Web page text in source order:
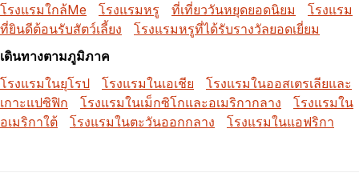
โรงแรมใกล้Me
โรงแรมหรู ที่เที่ยววันหยุดยอดนิยม
โรงแรม
ที่ยินดีต้อนรับสัตว์เลี้ยง
โรงแรมหรูที่ได้รับรางวัลยอดเยี่ยม
เดินทางตามภูมิภาค
โรงแรมในยุโรป
โรงแรมในเอเชีย
โรงแรมในออสเตรเลียและ
เกาะแปซิฟิก
โรงแรมในเม็กซิโกและอเมริกากลาง
โรงแรมใน
อเมริกาใต้
โรงแรมในตะวันออกกลาง โรงแรมในแอฟริกา